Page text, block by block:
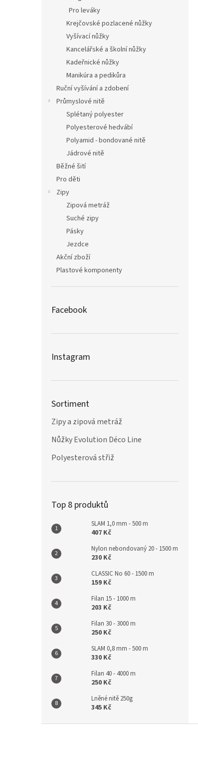
Pro leváky
Krejčovské pozlacené nůžky
Vyšívací nůžky
Kancelářské a školní nůžky
Kadeřnické nůžky
Manikúra a pedikůra
Ruční vyšívání a zdobení
Průmyslové nitě
Splétaný polyester
Polyesterové hedvábí
Polyamid - bondované nitě
Jádrové nitě
Běžné šití
Pro děti
Zipy
Zipová metráž
Suché zipy
Pásky
Jezdce
Akční zboží
Plastové komponenty
Facebook
Instagram
Sortiment
Zipy a zipová metráž
Nůžky Evolution Déco Line
Polyesterová střiž
Top 8 produktů
SLAM 1,0 mm - 500 m
407 Kč
Nylon nebondovaný 20 - 1500 m
230 Kč
CLASSIC No 60 - 1500 m
159 Kč
Filan 15 - 1000 m
203 Kč
Filan 30 - 3000 m
250 Kč
SLAM 0,8 mm - 500 m
330 Kč
Filan 40 - 4000 m
250 Kč
Lněné nitě 250g
345 Kč